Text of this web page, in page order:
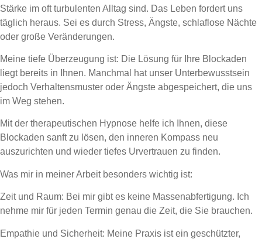
Stärke im oft turbulenten Alltag sind. Das Leben fordert uns
täglich heraus. Sei es durch Stress, Ängste, schlaflose Nächte
oder große Veränderungen.
Meine tiefe Überzeugung ist: Die Lösung für Ihre Blockaden
liegt bereits in Ihnen. Manchmal hat unser Unterbewusstsein
jedoch Verhaltensmuster oder Ängste abgespeichert, die uns
im Weg stehen.
Mit der therapeutischen Hypnose helfe ich Ihnen, diese
Blockaden sanft zu lösen, den inneren Kompass neu
auszurichten und wieder tiefes Urvertrauen zu finden.
Was mir in meiner Arbeit besonders wichtig ist:
Zeit und Raum: Bei mir gibt es keine Massenabfertigung. Ich
nehme mir für jeden Termin genau die Zeit, die Sie brauchen.
Empathie und Sicherheit: Meine Praxis ist ein geschützter,